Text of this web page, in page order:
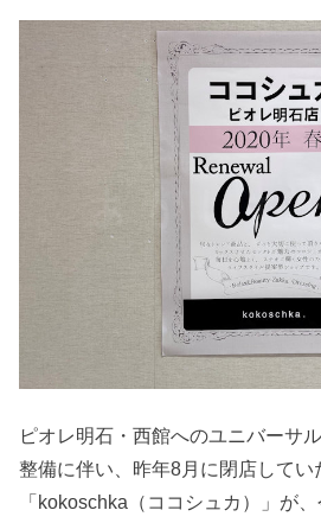
ピオレ明石・西館へのユニバーサ
整備に伴い、昨年8月に閉店してい
「kokoschka（ココシュカ）」が